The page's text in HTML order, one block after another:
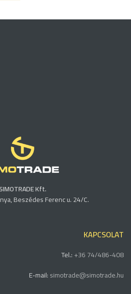
Kft.
Beszédes Ferenc u. 24/C.
KAPCSOLAT
Tel.:+36 74/486-408
E-mail:simotrade@simotrade.hu